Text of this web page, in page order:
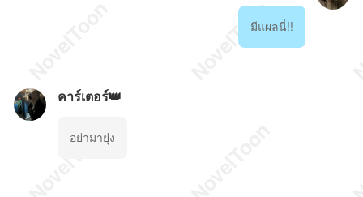
มีแผลนี่!!
คาร์เตอร์👑
อย่ามายุ่ง